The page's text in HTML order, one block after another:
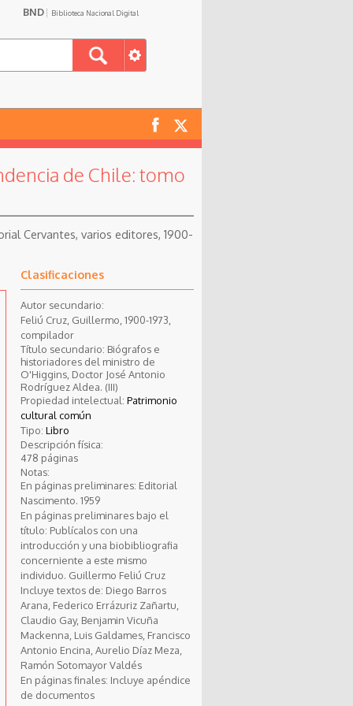
BND Biblioteca Nacional Digital
de Chile: tomo
Cervantes, varios editores, 1900-
Clasificaciones
Autor secundario:
Feliú Cruz, Guillermo, 1900-1973,
compilador
Título secundario: Biógrafos e
historiadores del ministro de
O'Higgins, Doctor José Antonio
Rodríguez Aldea. (III)
Propiedad intelectual: Patrimonio
cultural común
Tipo: Libro
Descripción física:
478 páginas
Notas:
En páginas preliminares: Editorial
Nascimento. 1959
En páginas preliminares bajo el
título: Publícalos con una
introducción y una biobibliografia
concerniente a este mismo
individuo. Guillermo Feliú Cruz
Incluye textos de: Diego Barros
Arana, Federico Errázuriz Zañartu,
Claudio Gay, Benjamin Vicuña
Mackenna, Luis Galdames, Francisco
Antonio Encina, Aurelio Díaz Meza,
Ramón Sotomayor Valdés
En páginas finales: Incluye apéndice
de documentos